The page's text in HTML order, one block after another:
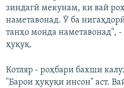
зиндагӣ мекунам, ки вай
наметавонад. Ӯ ба
танҳо монда наметавонад",
ҳуқуқ.
Котляр - роҳбари бахши
"Барои ҳуқуқи инсон" аст.